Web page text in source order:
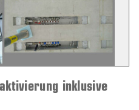
inklusive